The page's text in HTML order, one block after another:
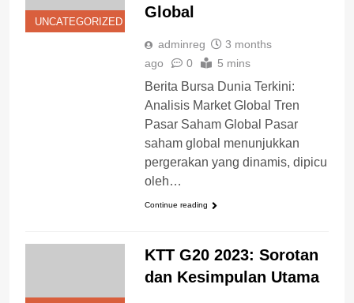
UNCATEGORIZED
Global
adminreg
3 months
ago
0 5 mins
Berita Bursa Dunia Terkini:
Analisis Market Global Tren
Pasar Saham Global Pasar
saham global menunjukkan
pergerakan yang dinamis, dipicu
oleh…
Continue reading
KTT G20 2023: Sorotan
dan Kesimpulan Utama